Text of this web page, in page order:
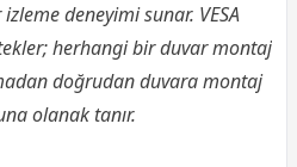
deneyimi sunar. VESA
herhangi bir duvar montaj
doğrudan duvara montaj
olanak tanır.